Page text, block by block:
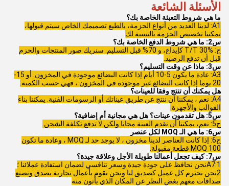
الأسئلة الشائعة
ما هي شروط التعبئة الخاصة بك؟
A1: لدينا العديد من أنواع الحزمة، بالطبع تصميمك الخاص سيتم قبولها،
يمكننا تخصيص الحزمة بالنسبة لك
س2: ما هي شروط الدفع الخاصة بك؟
ج: T/T 30% كإيداع، و 70% قبل التسليم. سنريك صور المنتجات والحزم
قبل أن تدفع الرصيد.
س3: ماذا عن وقت التسليم؟
A3: عادة ما يكون 5-10 أيام إذا كانت البضائع موجودة في المخزون. أو 15-
20 يوما إذا كانت البضائع غير موجودة في المخزون ، فهي حسب الكمية.
هل يمكنك أن تنتج وفقا للعينات؟
A4: نعم ، يمكننا أن ننتج عن طريق عيناتك أو الرسومات الفنية. يمكننا بناء
القوالب والأجهزة.
س5: هل تقدمون عينات؟ هل هي مجانية أم إضافية؟
ج5: نعم، يمكننا أن نقدم العينة مجانا ولكن لا تدفع تكلفة الشحن.
س6: ما هي الـ MOQ لكل عنصر
ج6: إذا كانت العناصر لدينا مخزون ، لا يوجد حد لـ MOQ ، وعادة ما تكون
MOQ 100 قطعة مقبولة.
س7: كيف تجعل أعمالنا طويلة الأجل وعلاقة جيدة؟
A7:1نحن نحافظ على جودة جيدة وسعر تنافسي لضمان استفادة عملائنا ؛
2نحن نحترم كل عميل كصديق لنا ونحن نقوم بأعمال تجارية بصدق ونصنع
صداقات معهم بغض النظر عن المكان الذي يأتون منه